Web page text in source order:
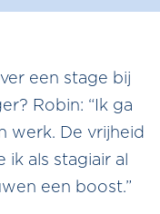
een stage bij
Robin: “Ik ga
werk. De vrijheid
als stagiair al
een boost.”